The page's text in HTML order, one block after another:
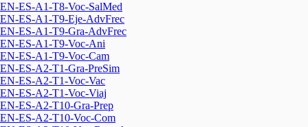
EN-ES-A1-T8-Voc-SalMed
EN-ES-A1-T9-Eje-AdvFrec
EN-ES-A1-T9-Gra-AdvFrec
EN-ES-A1-T9-Voc-Ani
EN-ES-A1-T9-Voc-Cam
EN-ES-A2-T1-Gra-PreSim
EN-ES-A2-T1-Voc-Vac
EN-ES-A2-T1-Voc-Viaj
EN-ES-A2-T10-Gra-Prep
EN-ES-A2-T10-Voc-Com